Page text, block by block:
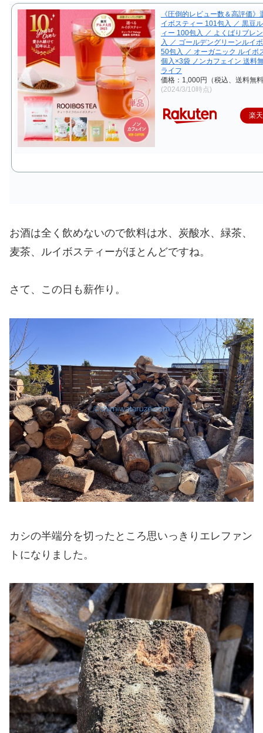
《圧倒的レビュー数＆高評価》
イボスティー 101包入 ／ 黒豆
ィー 100包入 ／ よくばりブレ
入 ／ ゴールデングリーンルイ
50包入 ／ オーガニック ルイボ
個入×3袋 ノンカフェイン 送料
ライフ
価格：1,000円（税込、送料無
(2024/3/10時点)
楽
お酒は全く飲めないので飲料は水、炭酸水、緑茶、
麦茶、ルイボスティーがほとんどですね。
さて、この日も薪作り。
カシの半端分を切ったところ思いっきりエレファン
トになりました。